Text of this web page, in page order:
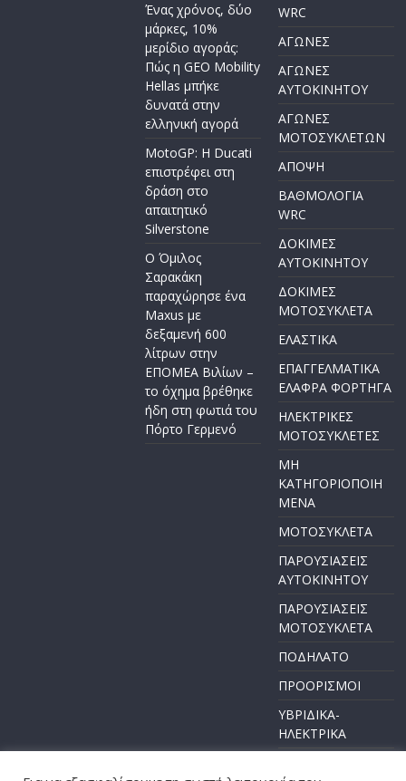
Ένας χρόνος, δύο
μάρκες, 10%
μερίδιο αγοράς:
Πώς η GEO Mobility
Hellas μπήκε
δυνατά στην
ελληνική αγορά
MotoGP: Η Ducati
επιστρέφει στη
δράση στο
απαιτητικό
Silverstone
Ο Όμιλος
Σαρακάκη
παραχώρησε ένα
Maxus με
δεξαμενή 600
λίτρων στην
ΕΠΟΜΕΑ Βιλίων –
το όχημα βρέθηκε
ήδη στη φωτιά του
Πόρτο Γερμενό
WRC
ΑΓΩΝΕΣ
ΑΓΩΝΕΣ
AYTOKINHTOY
ΑΓΩΝΕΣ
ΜΟΤΟΣΥΚΛΕΤΩΝ
ΑΠΟΨΗ
ΒΑΘΜΟΛΟΓΙΑ
WRC
ΔΟΚΙΜΕΣ
ΑΥΤΟΚΙΝΗΤΟΥ
ΔΟΚΙΜΕΣ
ΜΟΤΟΣΥΚΛΕΤΑ
ΕΛΑΣΤΙΚΑ
ΕΠΑΓΓΕΛΜΑΤΙΚΑ
ΕΛΑΦΡΑ ΦΟΡΤΗΓΑ
ΗΛΕΚΤΡΙΚΕΣ
ΜΟΤΟΣΥΚΛΕΤΕΣ
ΜΗ
ΚΑΤΗΓΟΡΙΟΠΟΙΗ
ΜΕΝΑ
ΜΟΤΟΣΥΚΛΕΤΑ
ΠΑΡΟΥΣΙΑΣΕΙΣ
ΑΥΤΟΚΙΝΗΤΟΥ
ΠΑΡΟΥΣΙΑΣΕΙΣ
ΜΟΤΟΣΥΚΛΕΤΑ
ΠΟΔΗΛΑΤΟ
ΠΡΟΟΡΙΣΜΟΙ
ΥΒΡΙΔΙΚΑ-
ΗΛΕΚΤΡΙΚΑ